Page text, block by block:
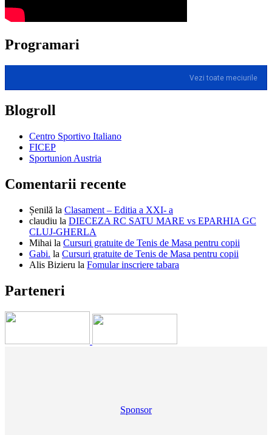
Programari
Vezi toate meciurile
Blogroll
Centro Sportivo Italiano
FICEP
Sportunion Austria
Comentarii recente
Șenilă la Clasament – Editia a XXI- a
claudiu la DIECEZA RC SATU MARE vs EPARHIA GC
CLUJ-GHERLA
Mihai la Cursuri gratuite de Tenis de Masa pentru copii
Gabi. la Cursuri gratuite de Tenis de Masa pentru copii
Alis Bizieru la Fomular inscriere tabara
Parteneri
Sponsor